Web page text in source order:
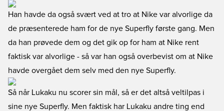
Han havde da også svært ved at tro at Nike var alvorlige da
de præsenterede ham for de nye Superfly første gang. Men
da han prøvede dem og det gik op for ham at Nike rent
faktisk var alvorlige - så var han også overbevist om at Nike
havde overgået dem selv med den nye Superfly.
Så når Lukaku nu scorer sin mål, så er det altså veltilpas i
sine nye Superfly. Men faktisk har Lukaku andre ting end